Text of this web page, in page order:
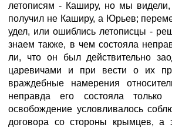
летописям - Каширу, но мы
получил не Каширу, а Юрьев;
удел, или ошиблись летописцы -
знаем также, в чем состояла
ли, что он был действительно
царевичами и при вести о их
враждебные намерения
неправда его состояла
освобождение условливалось
договора со стороны крымцев, а